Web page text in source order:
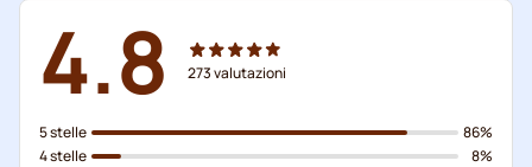
4.8 273valutazioni
5 stelle
4 stelle
86%
8%